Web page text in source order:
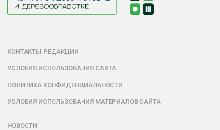
КОНТАКТЫ РЕДАКЦИИ
УСЛОВИЯ ИСПОЛЬЗОВАНИЯ САЙТА
ПОЛИТИКА КОНФИДЕНЦИАЛЬНОСТИ
УСЛОВИЯ ИСПОЛЬЗОВАНИЯ МАТЕРИАЛОВ САЙТА
НОВОСТИ